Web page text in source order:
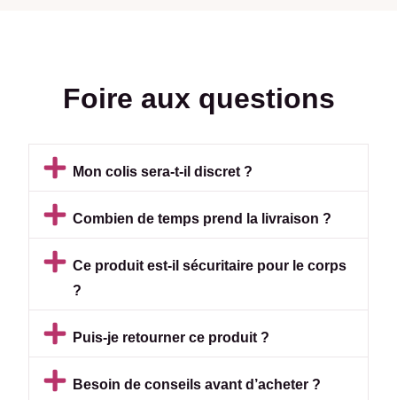
Foire aux questions
Mon colis sera-t-il discret ?
Combien de temps prend la livraison ?
Ce produit est-il sécuritaire pour le corps
?
Puis-je retourner ce produit ?
Besoin de conseils avant d’acheter ?